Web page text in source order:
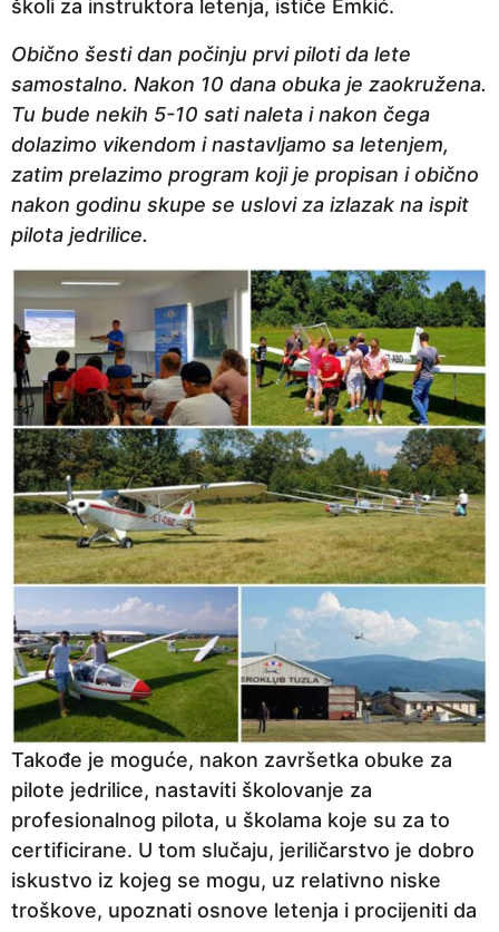
školi za instruktora letenja, ističe Emkić.
Obično šesti dan počinju prvi piloti da lete
samostalno. Nakon 10 dana obuka je zaokružena.
Tu bude nekih 5-10 sati naleta i nakon čega
dolazimo vikendom i nastavljamo sa letenjem,
zatim prelazimo program koji je propisan i obično
nakon godinu skupe se uslovi za izlazak na ispit
pilota jedrilice.
Takođe je moguće, nakon završetka obuke za
pilote jedrilice, nastaviti školovanje za
profesionalnog pilota, u školama koje su za to
certificirane. U tom slučaju, jeriličarstvo je dobro
iskustvo iz kojeg se mogu, uz relativno niske
troškove, upoznati osnove letenja i procijeniti da